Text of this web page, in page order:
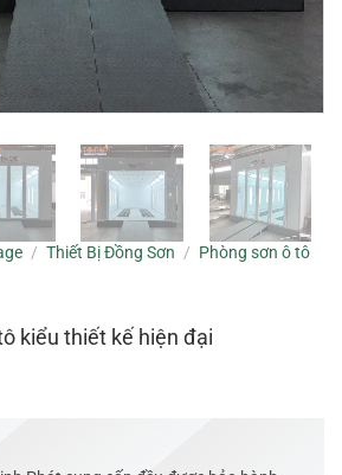
/ Thiết Bị Đồng Sơn / Phòng sơn ô tô
kiểu thiết kế hiện đại